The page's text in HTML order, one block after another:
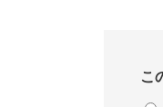
こ